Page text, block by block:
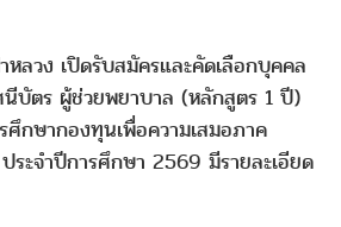
ลวง เปิดรับสมัครและคัดเลือกบุคคล
นีบัตร ผู้ช่วยพยาบาล (หลักสูตร 1 ปี)
กษากองทุนเพื่อความเสมอภาค
ะจําปีการศึกษา 2569 มีรายละเอียด